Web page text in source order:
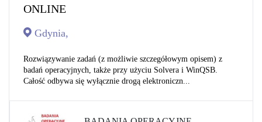
ONLINE
Gdynia,
Rozwiązywanie zadań (z możliwie szczegółowym opisem) z
badań operacyjnych, także przy użyciu Solvera i WinQSB.
Całość odbywa się wyłącznie drogą elektroniczn...